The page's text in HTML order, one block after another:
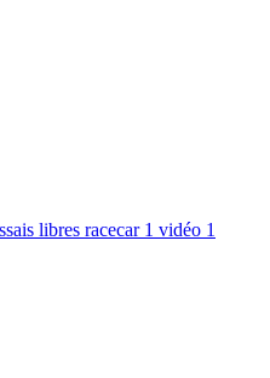
libres racecar 1 vidéo 1